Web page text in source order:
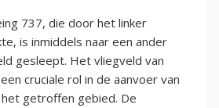
737, die door het linker
is inmiddels naar een ander
gesleept. Het vliegveld van
cruciale rol in de aanvoer van
getroffen gebied. De